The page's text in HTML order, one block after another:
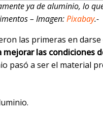
ya de aluminio, lo
– Imagen:Pixabay.-
las primeras en darse
mejorar las condiciones
pasó a ser el material